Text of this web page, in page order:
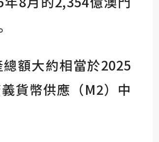
額大約相當於2025
貨幣供應（M2）中